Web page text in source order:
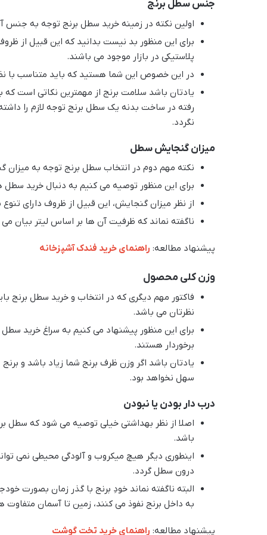
جنس سطل برنج
اولین نکته در زمینه خرید سطل برنج توجه به
برای این منظور بد نیست بدانید که این قبیل از
پلاستیکی در بازار موجود می باشند.
در این خصوص این شما هستید که باید متناسب با
یادتان باشد سلامت برنج از مهمترین نکاتی است
رفته در ساخت بدنه یک سطل برنج توجه لازم را
نگردد.
میزان گنجایش سطل
نکته مهم دوم در انتخاب سطل برنج توجه به
برای این منظور توصیه می کنیم به دنبال خرید سطل هایی باشید که حداقل 5
از نظر میزان گنجایش، این قبیل از ظروف دارای تنوع
ناگفته نماند که ظرفیت آن ها بر اساس لیتر بیان
پیشنهاد مطالعه: راهنمای خرید فندک آشپزخانه
وزن کلی محصول
فاکتور مهم دیگری که در انتخاب و خرید سطل برنج
نظرتان می باشد.
برای این منظور پیشنهاد می کنیم به سراغ خرید
برخوردار هستند.
یادتان باشد اگر وزن ظرف برنج شما زیاد باشد و
سهل نخواهد بود.
درب دار بودن یا نبودن
اصلا از نظر بهداشتی خیلی توصیه می شود که سطل
باشد.
اینطوری دیگر هیچ میکروب و آلودگی محیطی نمی
درون سطل گردد.
البته ناگفته نماند خودِ برنج با گذر زمان بصورت
به داخل برنج نفوذ می کنند، زمین تا آسمان متفاوت
پیشنهاد مطالعه: راهنمای خرید تخت گوشت